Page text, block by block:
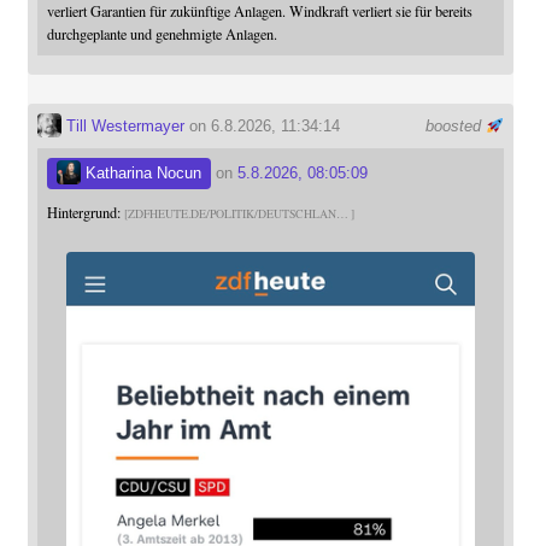
verliert Garantien für zukünftige Anlagen. Windkraft verliert sie für bereits
durchgeplante und genehmigte Anlagen.
boosted
Till Westermayeron 6.8.2026, 11:34:14
Katharina Nocun on 5.8.2026, 08:05:09
Hintergrund: ZDFHEUTE.DE/POLITIK/DEUTSCHLAN